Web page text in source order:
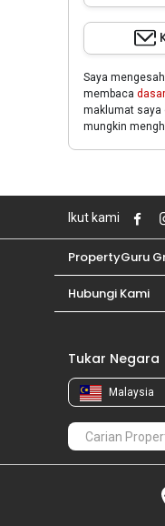
Saya
membaca
maklumat saya
mungkin
Ikut kami
PropertyGuru
Hubungi Kami
Tukar Negara
Malaysia